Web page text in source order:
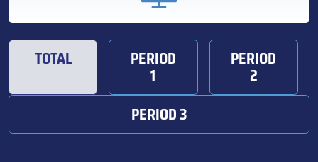
TOTAL PERIOD
1
PERIOD
2
PERIOD 3